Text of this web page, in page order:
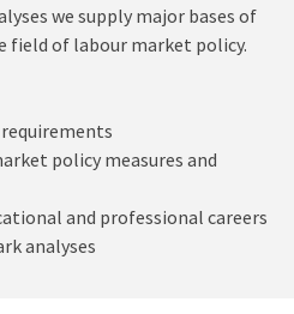
we supply major bases of
of labour market policy.
policy measures and
and professional careers
analyses